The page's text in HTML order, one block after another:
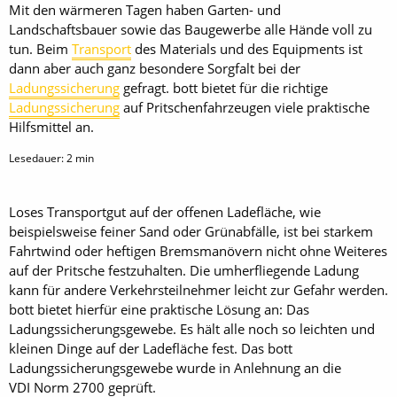
Mit den wärmeren Tagen haben Garten- und
Landschaftsbauer sowie das Baugewerbe alle Hände voll zu
tun. Beim Transport des Materials und des Equipments ist
dann aber auch ganz besondere Sorgfalt bei der
Ladungssicherung gefragt. bott bietet für die richtige
Ladungssicherung auf Pritschenfahrzeugen viele praktische
Hilfsmittel an.
Lesedauer:2 min
Loses Transportgut auf der offenen Ladefläche, wie
beispielsweise feiner Sand oder Grünabfälle, ist bei starkem
Fahrtwind oder heftigen Bremsmanövern nicht ohne Weiteres
auf der Pritsche festzuhalten. Die umherfliegende Ladung
kann für andere Verkehrsteilnehmer leicht zur Gefahr werden.
bott bietet hierfür eine praktische Lösung an: Das
Ladungssicherungsgewebe. Es hält alle noch so leichten und
kleinen Dinge auf der Ladefläche fest. Das bott
Ladungssicherungsgewebe wurde in Anlehnung an die
VDI Norm 2700 geprüft.